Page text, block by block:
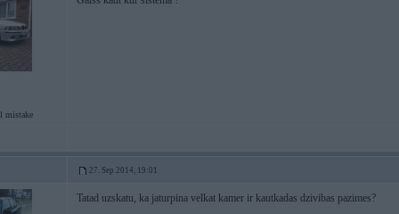
mistake
27. Sep 2014, 19:01
Tatad uzskatu, ka jaturpina velkat kamer ir kautkadas dzivibas pazimes?